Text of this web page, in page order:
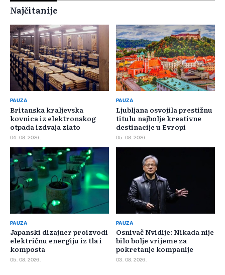
Najčitanije
PAUZA
Britanska kraljevska
kovnica iz elektronskog
otpada izdvaja zlato
04. 08. 2026.
PAUZA
Ljubljana osvojila prestižnu
titulu najbolje kreativne
destinacije u Evropi
05. 08. 2026.
PAUZA
Japanski dizajner proizvodi
električnu energiju iz tla i
komposta
05. 08. 2026.
PAUZA
Osnivač Nvidije: Nikada nije
bilo bolje vrijeme za
pokretanje kompanije
03. 08. 2026.